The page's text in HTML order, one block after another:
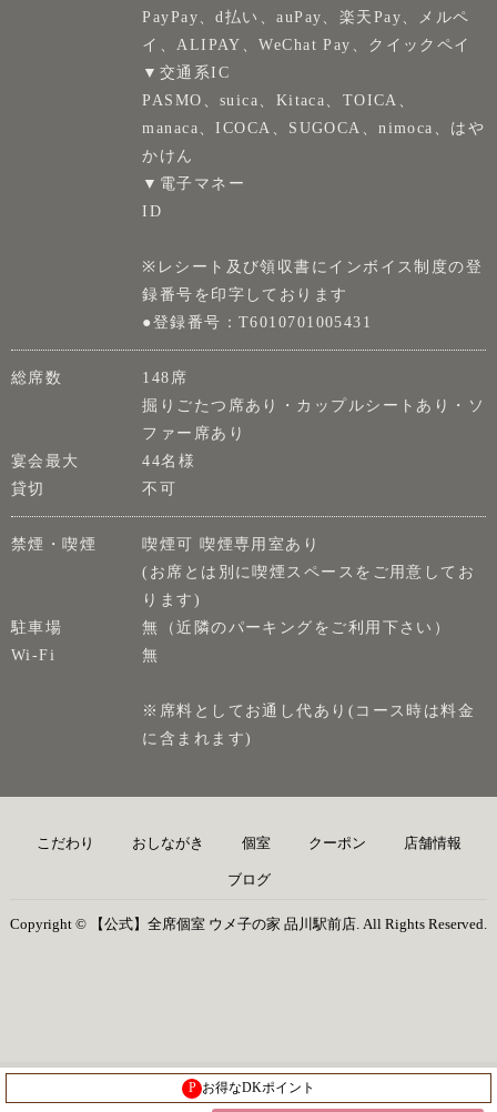
PayPay、d払い、auPay、楽天Pay、メルペ
イ、ALIPAY、WeChat Pay、クイックペイ
▼交通系IC
PASMO、suica、Kitaca、TOICA、
manaca、ICOCA、SUGOCA、nimoca、はや
かけん
▼電子マネー
ID
※レシート及び領収書にインボイス制度の登
録番号を印字しております
●登録番号：T6010701005431
総席数
148席
掘りごたつ席あり・カップルシートあり・ソ
ファー席あり
宴会最大
44名様
貸切
不可
禁煙・喫煙
喫煙可 喫煙専用室あり
(お席とは別に喫煙スペースをご用意してお
ります)
駐車場
無（近隣のパーキングをご利用下さい）
Wi-Fi
無
※席料としてお通し代あり(コース時は料金
に含まれます)
こだわり おしながき 個室 クーポン 店舗情報
ブログ
Copyright © 【公式】全席個室 ウメ子の家 品川駅前店. All Rights Reserved.
P お得なDKポイント